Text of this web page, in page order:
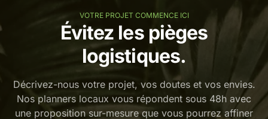
VOTRE PROJET COMMENCE ICI
Évitez les pièges
logistiques.
Décrivez-nous votre projet, vos doutes et vos envies.
Nos planners locaux vous répondent sous 48h avec
une proposition sur-mesure que vous pourrez affiner